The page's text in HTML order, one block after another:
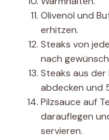
Olivenöl und
erhitzen.
Steaks von
nach
Steaks aus der
abdecken und
Pilzsauce auf
darauflegen
servieren.